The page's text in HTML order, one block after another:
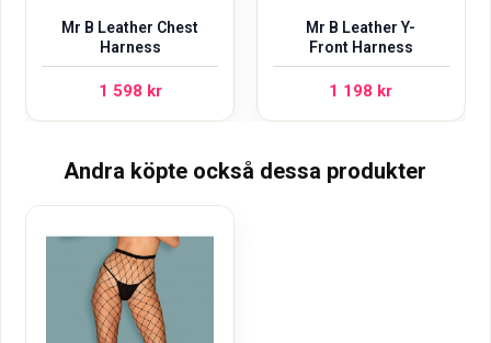
Mr B Leather Chest
Harness
1 598 kr
Mr B Leather Y-
Front Harness
1 198 kr
Andra köpte också dessa produkter